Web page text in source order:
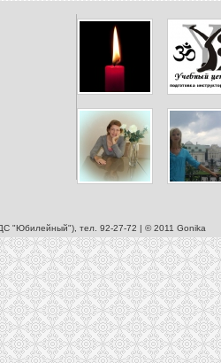
"Юбилейный"), тел. 92-27-72 | © 2011 Gonika